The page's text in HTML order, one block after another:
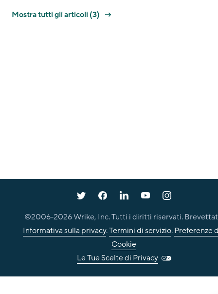
Mostra tutti gli articoli (3)
©2006-2026Wrike, Inc. Tutti i diritti riservati.
Informativa sulla privacy.Termini di servizio.Preferenze
Cookie
Le Tue Scelte di Privacy